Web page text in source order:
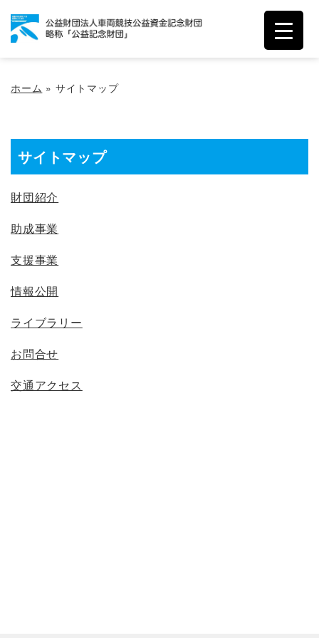
ホーム » サイトマップ
サイトマップ
財団紹介
助成事業
支援事業
情報公開
ライブラリー
お問合せ
交通アクセス